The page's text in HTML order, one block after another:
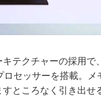
テクチャーの採用で
ロセッサーを搭載。
ところなく引き出